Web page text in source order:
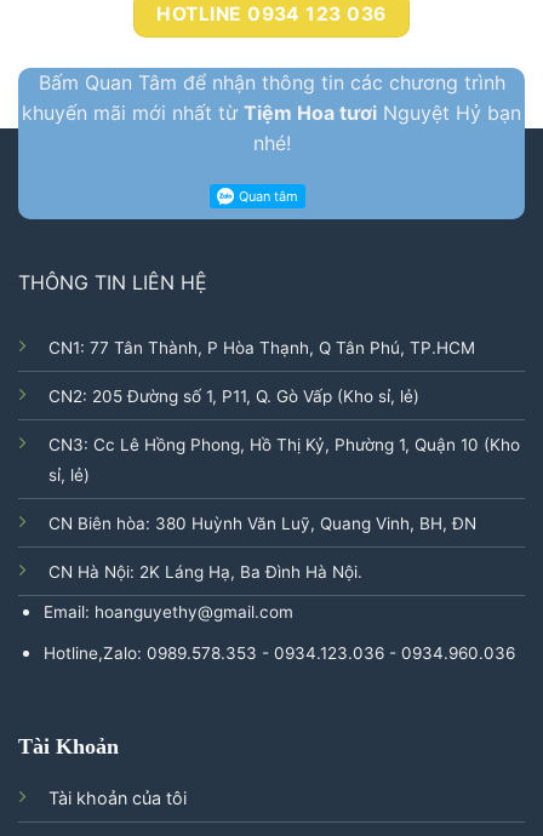
HOTLINE 0934 123 036
Bấm Quan Tâm để nhận thông tin các chương trình
khuyến mãi mới nhất từ Tiệm Hoa tươi Nguyệt Hỷ bạn
nhé!
THÔNG TIN LIÊN HỆ
CN1: 77 Tân Thành, P Hòa Thạnh, Q Tân Phú, TP.HCM
CN2: 205 Đường số 1, P11, Q. Gò Vấp (Kho sỉ, lẻ)
CN3: Cc Lê Hồng Phong, Hồ Thị Kỷ, Phường 1, Quận 10 (Kho
sỉ, lẻ)
CN Biên hòa: 380 Huỳnh Văn Luỹ, Quang Vinh, BH, ĐN
CN Hà Nội: 2K Láng Hạ, Ba Đình Hà Nội.
Email: hoanguyethy@gmail.com
Hotline,Zalo: 0989.578.353 - 0934.123.036 - 0934.960.036
Tài Khoản
Tài khoản của tôi